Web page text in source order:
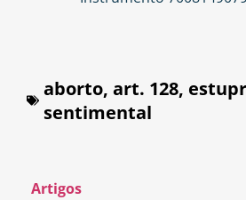
aborto, art. 128,
sentimental
Artigos